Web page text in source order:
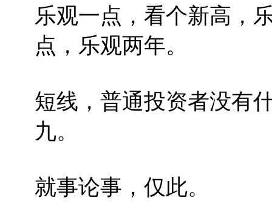
乐观一点，看个新高，
点，乐观两年。
短线，普通投资者没有
九。
就事论事，仅此。